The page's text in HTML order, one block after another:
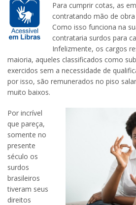
Para cumprir cotas, as
contratando mão de
Como isso funciona na
contrataria surdos para
Infelizmente, os cargos
maioria, aqueles classificados como
exercidos sem a necessidade de
por isso, são remunerados no piso
muito baixos.
Por incrível
que pareça,
somente no
presente
século os
surdos
brasileiros
tiveram seus
direitos